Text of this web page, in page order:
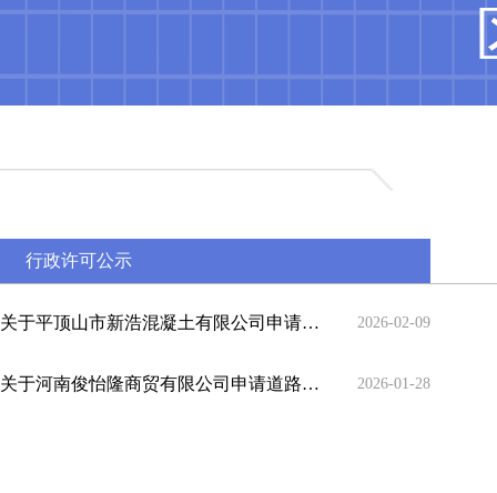
行政许可公示
关于平顶山市新浩混凝土有限公司申请道路货物运输经营许可的公示 2026-02-09
关于河南俊怡隆商贸有限公司申请道路运输经营许可证的公示 2026-01-28